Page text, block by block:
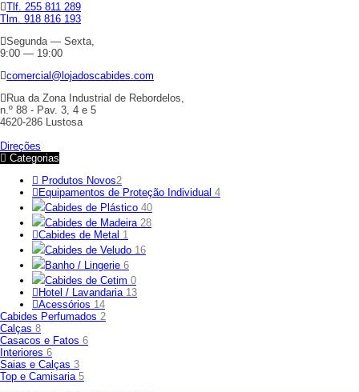
Tlf. 255 811 289
Tlm. 918 816 193
Segunda — Sexta,
9:00 — 19:00
comercial@lojadoscabides.com
Rua da Zona Industrial de Rebordelos,
n.º 88 - Pav. 3, 4 e 5
4620-286 Lustosa
Direções
Categorias
Produtos Novos2
Equipamentos de Proteção Individual 4
Cabides de Plástico 40
Cabides de Madeira 28
Cabides de Metal 1
Cabides de Veludo 16
Banho / Lingerie 6
Cabides de Cetim 0
Hotel / Lavandaria 13
Acessórios 14
Cabides Perfumados 2
Calças 8
Casacos e Fatos 6
Interiores 6
Saias e Calças 3
Top e Camisaria 5